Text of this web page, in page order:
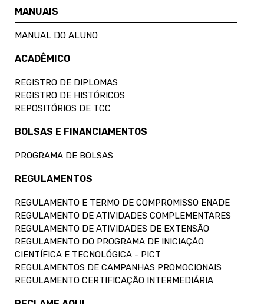
MANUAIS
MANUAL DO ALUNO
ACADÊMICO
REGISTRO DE DIPLOMAS
REGISTRO DE HISTÓRICOS
REPOSITÓRIOS DE TCC
BOLSAS E FINANCIAMENTOS
PROGRAMA DE BOLSAS
REGULAMENTOS
REGULAMENTO E TERMO DE COMPROMISSO ENADE
REGULAMENTO DE ATIVIDADES COMPLEMENTARES
REGULAMENTO DE ATIVIDADES DE EXTENSÃO
REGULAMENTO DO PROGRAMA DE INICIAÇÃO
CIENTÍFICA E TECNOLÓGICA - PICT
REGULAMENTOS DE CAMPANHAS PROMOCIONAIS
REGULAMENTO CERTIFICAÇÃO INTERMEDIÁRIA